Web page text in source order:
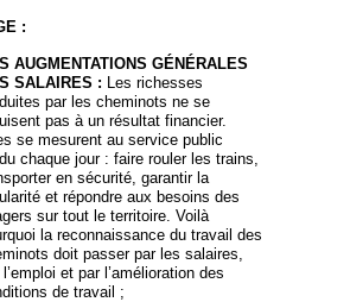
:
AUGMENTATIONS GÉNÉRALES
SALAIRES : Les richesses
par les cheminots ne se
pas à un résultat financier.
se mesurent au service public
chaque jour : faire rouler les trains,
en sécurité, garantir la
et répondre aux besoins des
sur tout le territoire. Voilà
la reconnaissance du travail des
doit passer par les salaires,
et par l’amélioration des
de travail ;